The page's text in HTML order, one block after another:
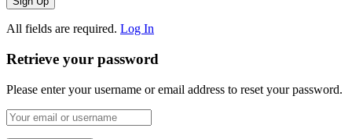
All fields are required. Log In
Retrieve your password
Please enter your username or email address to reset your password.